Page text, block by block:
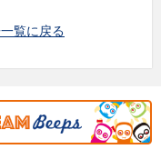
覧に戻る